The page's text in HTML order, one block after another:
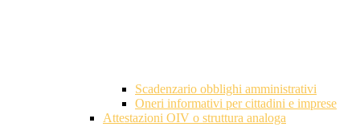
Scadenzario obblighi amministrativi
Oneri informativi per cittadini e imprese
Attestazioni OIV o struttura analoga